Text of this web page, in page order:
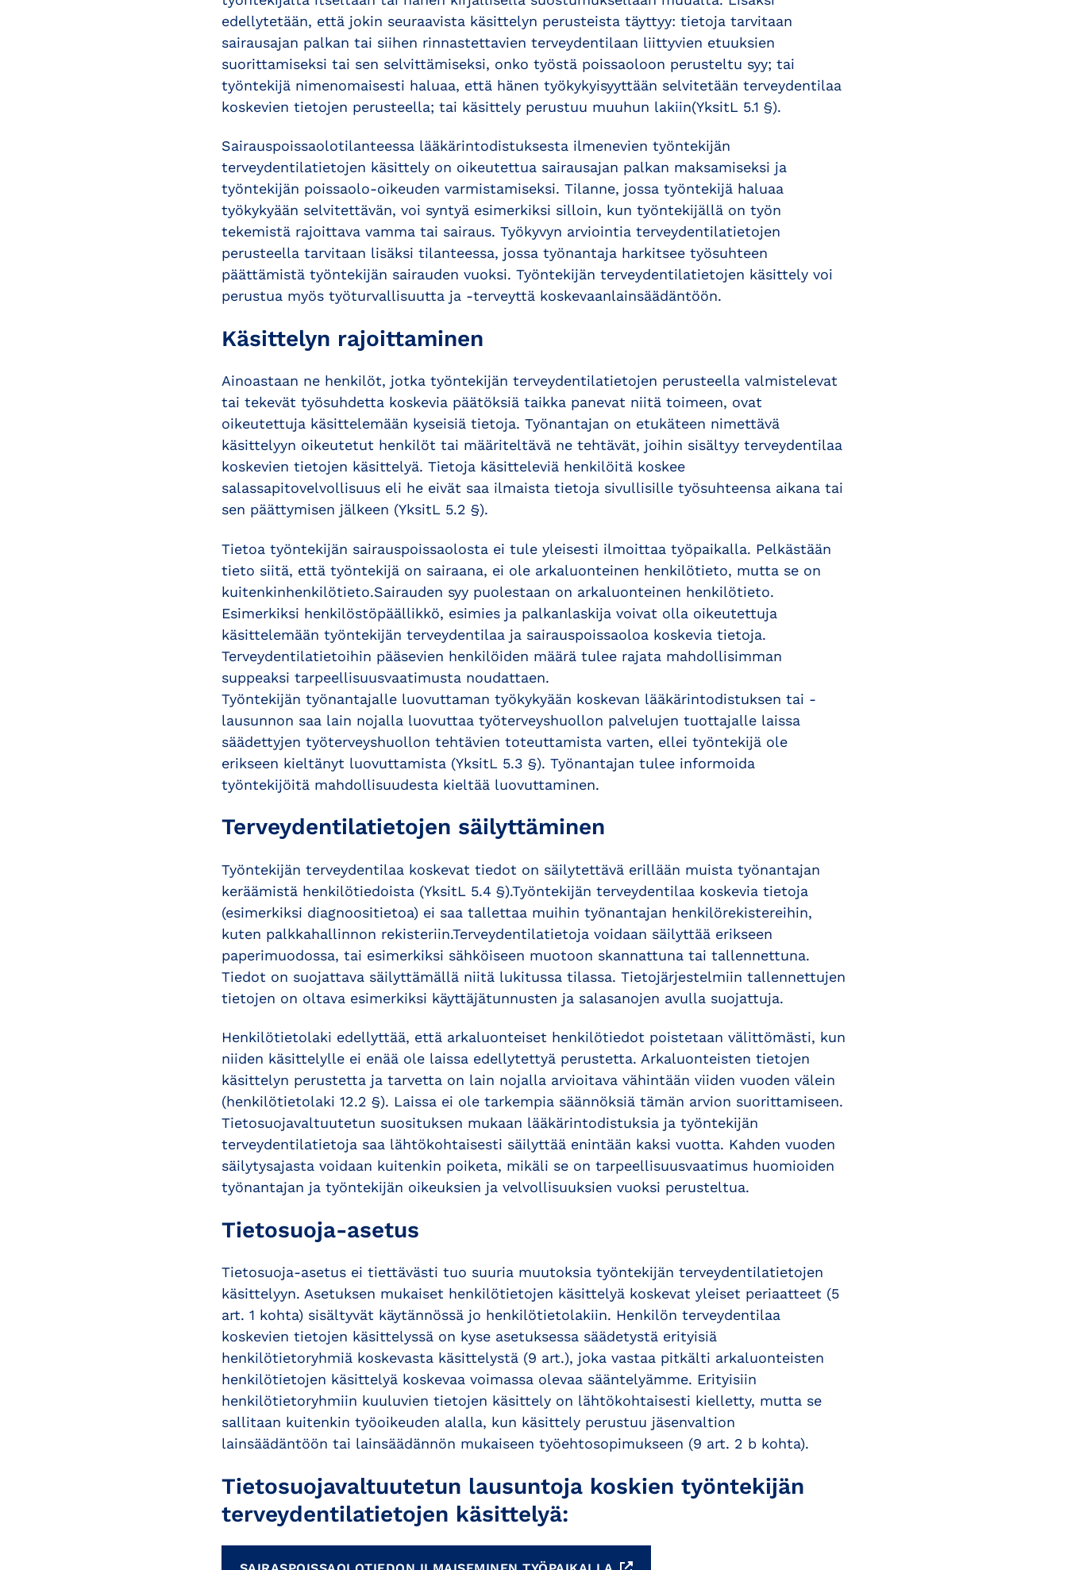
edellytetään, että jokin seuraavista käsittelyn perusteista täyttyy: tietoja tarvitaan
sairausajan palkan tai siihen rinnastettavien terveydentilaan liittyvien etuuksien
suorittamiseksi tai sen selvittämiseksi, onko työstä poissaoloon perusteltu syy; tai
työntekijä nimenomaisesti haluaa, että hänen työkykyisyyttään selvitetään terveydentilaa
koskevien tietojen perusteella; tai käsittely perustuu muuhun lakiin(YksitL 5.1 §).
Sairauspoissaolotilanteessa lääkärintodistuksesta ilmenevien työntekijän
terveydentilatietojen käsittely on oikeutettua sairausajan palkan maksamiseksi ja
työntekijän poissaolo-oikeuden varmistamiseksi. Tilanne, jossa työntekijä haluaa
työkykyään selvitettävän, voi syntyä esimerkiksi silloin, kun työntekijällä on työn
tekemistä rajoittava vamma tai sairaus. Työkyvyn arviointia terveydentilatietojen
perusteella tarvitaan lisäksi tilanteessa, jossa työnantaja harkitsee työsuhteen
päättämistä työntekijän sairauden vuoksi. Työntekijän terveydentilatietojen käsittely voi
perustua myös työturvallisuutta ja -terveyttä koskevaanlainsäädäntöön.
Käsittelyn rajoittaminen
Ainoastaan ne henkilöt, jotka työntekijän terveydentilatietojen perusteella valmistelevat
tai tekevät työsuhdetta koskevia päätöksiä taikka panevat niitä toimeen, ovat
oikeutettuja käsittelemään kyseisiä tietoja. Työnantajan on etukäteen nimettävä
käsittelyyn oikeutetut henkilöt tai määriteltävä ne tehtävät, joihin sisältyy terveydentilaa
koskevien tietojen käsittelyä. Tietoja käsitteleviä henkilöitä koskee
salassapitovelvollisuus eli he eivät saa ilmaista tietoja sivullisille työsuhteensa aikana tai
sen päättymisen jälkeen (YksitL 5.2 §).
Tietoa työntekijän sairauspoissaolosta ei tule yleisesti ilmoittaa työpaikalla. Pelkästään
tieto siitä, että työntekijä on sairaana, ei ole arkaluonteinen henkilötieto, mutta se on
kuitenkinhenkilötieto.Sairauden syy puolestaan on arkaluonteinen henkilötieto.
Esimerkiksi henkilöstöpäällikkö, esimies ja palkanlaskija voivat olla oikeutettuja
käsittelemään työntekijän terveydentilaa ja sairauspoissaoloa koskevia tietoja.
Terveydentilatietoihin pääsevien henkilöiden määrä tulee rajata mahdollisimman
suppeaksi tarpeellisuusvaatimusta noudattaen.
Työntekijän työnantajalle luovuttaman työkykyään koskevan lääkärintodistuksen tai -
lausunnon saa lain nojalla luovuttaa työterveyshuollon palvelujen tuottajalle laissa
säädettyjen työterveyshuollon tehtävien toteuttamista varten, ellei työntekijä ole
erikseen kieltänyt luovuttamista (YksitL 5.3 §). Työnantajan tulee informoida
työntekijöitä mahdollisuudesta kieltää luovuttaminen.
Terveydentilatietojen säilyttäminen
Työntekijän terveydentilaa koskevat tiedot on säilytettävä erillään muista työnantajan
keräämistä henkilötiedoista (YksitL 5.4 §).Työntekijän terveydentilaa koskevia tietoja
(esimerkiksi diagnoositietoa) ei saa tallettaa muihin työnantajan henkilörekistereihin,
kuten palkkahallinnon rekisteriin.Terveydentilatietoja voidaan säilyttää erikseen
paperimuodossa, tai esimerkiksi sähköiseen muotoon skannattuna tai tallennettuna.
Tiedot on suojattava säilyttämällä niitä lukitussa tilassa. Tietojärjestelmiin tallennettujen
tietojen on oltava esimerkiksi käyttäjätunnusten ja salasanojen avulla suojattuja.
Henkilötietolaki edellyttää, että arkaluonteiset henkilötiedot poistetaan välittömästi, kun
niiden käsittelylle ei enää ole laissa edellytettyä perustetta. Arkaluonteisten tietojen
käsittelyn perustetta ja tarvetta on lain nojalla arvioitava vähintään viiden vuoden välein
(henkilötietolaki 12.2 §). Laissa ei ole tarkempia säännöksiä tämän arvion suorittamiseen.
Tietosuojavaltuutetun suosituksen mukaan lääkärintodistuksia ja työntekijän
terveydentilatietoja saa lähtökohtaisesti säilyttää enintään kaksi vuotta. Kahden vuoden
säilytysajasta voidaan kuitenkin poiketa, mikäli se on tarpeellisuusvaatimus huomioiden
työnantajan ja työntekijän oikeuksien ja velvollisuuksien vuoksi perusteltua.
Tietosuoja-asetus
Tietosuoja-asetus ei tiettävästi tuo suuria muutoksia työntekijän terveydentilatietojen
käsittelyyn. Asetuksen mukaiset henkilötietojen käsittelyä koskevat yleiset periaatteet (5
art. 1 kohta) sisältyvät käytännössä jo henkilötietolakiin. Henkilön terveydentilaa
koskevien tietojen käsittelyssä on kyse asetuksessa säädetystä erityisiä
henkilötietoryhmiä koskevasta käsittelystä (9 art.), joka vastaa pitkälti arkaluonteisten
henkilötietojen käsittelyä koskevaa voimassa olevaa sääntelyämme. Erityisiin
henkilötietoryhmiin kuuluvien tietojen käsittely on lähtökohtaisesti kielletty, mutta se
sallitaan kuitenkin työoikeuden alalla, kun käsittely perustuu jäsenvaltion
lainsäädäntöön tai lainsäädännön mukaiseen työehtosopimukseen (9 art. 2 b kohta).
Tietosuojavaltuutetun lausuntoja koskien työntekijän
terveydentilatietojen käsittelyä: